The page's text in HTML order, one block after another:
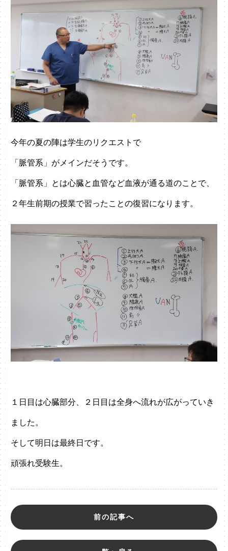
今年の夏の陣は学生のリクエストで
「脈管系」がメインだそうです。
「脈管系」とは心臓と血管など血液が通る道のことで、
２年生前期の授業で習ったことの復習になります。
１日目は心臓部分、２日目は全身へ流れが広がっていき
ました。
そして明日は最終日です。
頑張れ受験生。
前の記事へ